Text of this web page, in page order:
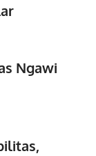
Ngawi